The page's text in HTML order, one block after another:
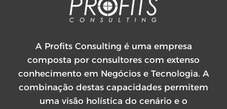
A Profits Consulting é uma empresa
composta por consultores com extenso
conhecimento em Negócios e Tecnologia. A
combinação destas capacidades permitem
uma visão holística do cenário e o